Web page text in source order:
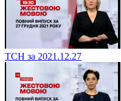
ТСН за 2021.12.27